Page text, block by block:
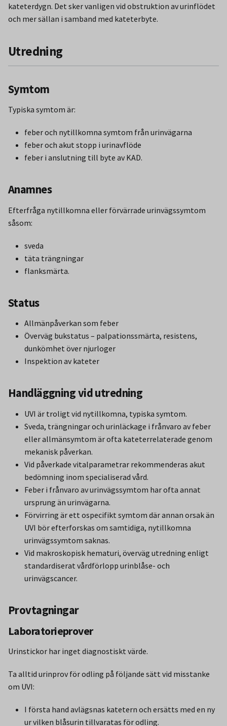
kateterdygn. Det sker vanligen vid obstruktion av urinflödet
och mer sällan i samband med kateterbyte.
Utredning
Symtom
Typiska symtom är:
feber och nytillkomna symtom från urinvägarna
feber och akut stopp i urinavflöde
feber i anslutning till byte av KAD.
Anamnes
Efterfråga nytillkomna eller förvärrade urinvägssymtom
såsom:
sveda
täta trängningar
flanksmärta.
Status
Allmänpåverkan som feber
Överväg bukstatus – palpationssmärta, resistens,
dunkömhet över njurloger
Inspektion av kateter
Handläggning vid utredning
UVI är troligt vid nytillkomna, typiska symtom.
Sveda, trängningar och urinläckage i frånvaro av feber
eller allmänsymtom är ofta kateterrelaterade genom
mekanisk påverkan.
Vid påverkade vitalparametrar rekommenderas akut
bedömning inom specialiserad vård.
Feber i frånvaro av urinvägssymtom har ofta annat
ursprung än urinvägarna.
Förvirring är ett ospecifikt symtom där annan orsak än
UVI bör efterforskas om samtidiga, nytillkomna
urinvägssymtom saknas.
Vid makroskopisk hematuri, överväg utredning enligt
standardiserat vårdförlopp urinblåse- och
urinvägscancer.
Provtagningar
Laboratorieprover
Urinstickor har inget diagnostiskt värde.
Ta alltid urinprov för odling på följande sätt vid misstanke
om UVI:
I första hand avlägsnas katetern och ersätts med en ny
ur vilken blåsurin tillvaratas för odling.